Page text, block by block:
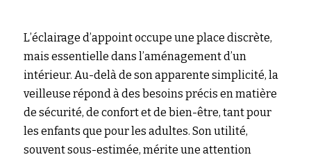
L’éclairage d’appoint occupe une place discrète,
mais essentielle dans l’aménagement d’un
intérieur. Au-delà de son apparente simplicité, la
veilleuse répond à des besoins précis en matière
de sécurité, de confort et de bien-être, tant pour
les enfants que pour les adultes. Son utilité,
souvent sous-estimée, mérite une attention